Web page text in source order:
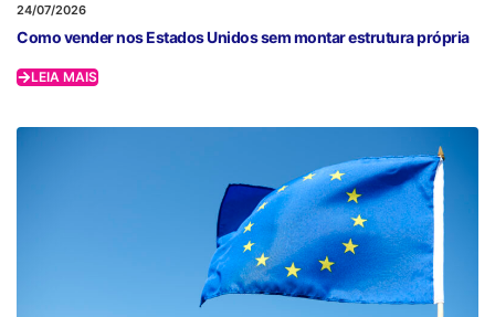
24/07/2026
Como vender nos Estados Unidos sem montar estrutura própria
LEIA MAIS